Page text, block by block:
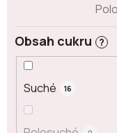
Obsah cukru ?
Suché 16